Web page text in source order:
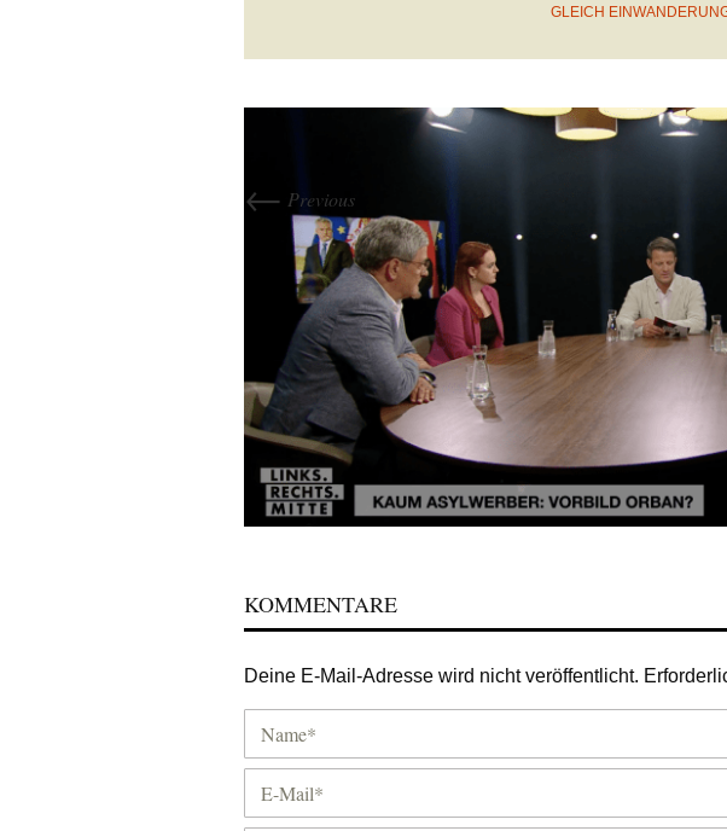
GLEICH
← Previous
KOMMENTARE
Deine E-Mail-Adresse wird nicht veröffentlicht.